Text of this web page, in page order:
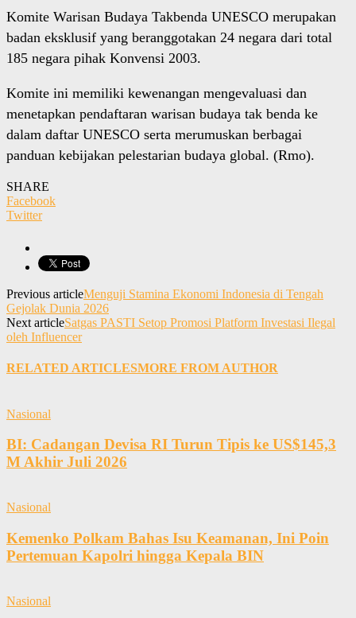
Komite Warisan Budaya Takbenda UNESCO merupakan
badan eksklusif yang beranggotakan 24 negara dari total
185 negara pihak Konvensi 2003.
Komite ini memiliki kewenangan mengevaluasi dan
menetapkan pendaftaran warisan budaya tak benda ke
dalam daftar UNESCO serta merumuskan berbagai
panduan kebijakan pelestarian budaya global. (Rmo).
SHARE
Facebook
Twitter
Previous articleMenguji Stamina Ekonomi Indonesia di Tengah
Gejolak Dunia 2026
Next articleSatgas PASTI Setop Promosi Platform Investasi Ilegal
oleh Influencer
RELATED ARTICLESMORE FROM AUTHOR
Nasional
BI: Cadangan Devisa RI Turun Tipis ke US$145,3
M Akhir Juli 2026
Nasional
Kemenko Polkam Bahas Isu Keamanan, Ini Poin
Pertemuan Kapolri hingga Kepala BIN
Nasional